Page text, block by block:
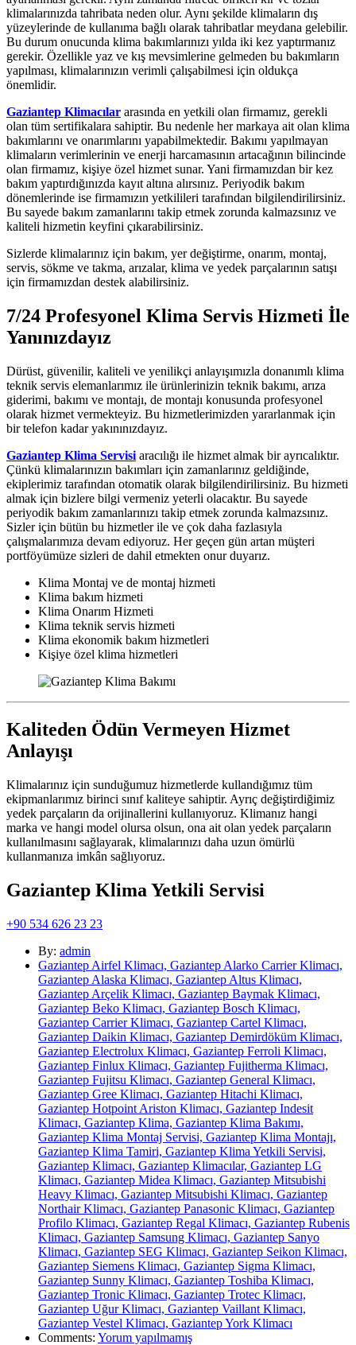
klimalarınızda tahribata neden olur. Aynı şekilde klimaların dış
yüzeylerinde de kullanıma bağlı olarak tahribatlar meydana gelebilir.
Bu durum onucunda klima bakımlarınızı yılda iki kez yaptırmanız
gerekir. Özellikle yaz ve kış mevsimlerine gelmeden bu bakımların
yapılması, klimalarınızın verimli çalışabilmesi için oldukça
önemlidir.
Gaziantep Klimacılar arasında en yetkili olan firmamız, gerekli
olan tüm sertifikalara sahiptir. Bu nedenle her markaya ait olan klima
bakımlarını ve onarımlarını yapabilmektedir. Bakımı yapılmayan
klimaların verimlerinin ve enerji harcamasının artacağının bilincinde
olan firmamız, kişiye özel hizmet sunar. Yani firmamızdan bir kez
bakım yaptırdığınızda kayıt altına alırsınız. Periyodik bakım
dönemlerinde ise firmamızın yetkilileri tarafından bilgilendirilirsiniz.
Bu sayede bakım zamanlarını takip etmek zorunda kalmazsınız ve
kaliteli hizmetin keyfini çıkarabilirsiniz.
Sizlerde klimalarınız için bakım, yer değiştirme, onarım, montaj,
servis, sökme ve takma, arızalar, klima ve yedek parçalarının satışı
için firmamızdan destek alabilirsiniz.
7/24 Profesyonel Klima Servis Hizmeti İle
Yanınızdayız
Dürüst, güvenilir, kaliteli ve yenilikçi anlayışımızla donanımlı klima
teknik servis elemanlarımız ile ürünlerinizin teknik bakımı, arıza
giderimi, bakımı ve montajı, de montajı konusunda profesyonel
olarak hizmet vermekteyiz. Bu hizmetlerimizden yararlanmak için
bir telefon kadar yakınınızdayız.
Gaziantep Klima Servisi aracılığı ile hizmet almak bir ayrıcalıktır.
Çünkü klimalarınızın bakımları için zamanlarınız geldiğinde,
ekiplerimiz tarafından otomatik olarak bilgilendirilirsiniz. Bu hizmeti
almak için bizlere bilgi vermeniz yeterli olacaktır. Bu sayede
periyodik bakım zamanlarınızı takip etmek zorunda kalmazsınız.
Sizler için bütün bu hizmetler ile ve çok daha fazlasıyla
çalışmalarımıza devam ediyoruz. Her geçen gün artan müşteri
portföyümüze sizleri de dahil etmekten onur duyarız.
Klima Montaj ve de montaj hizmeti
Klima bakım hizmeti
Klima Onarım Hizmeti
Klima teknik servis hizmeti
Klima ekonomik bakım hizmetleri
Kişiye özel klima hizmetleri
Kaliteden Ödün Vermeyen Hizmet
Anlayışı
Klimalarınız için sunduğumuz hizmetlerde kullandığımız tüm
ekipmanlarımız birinci sınıf kaliteye sahiptir. Ayrıç değiştirdiğimiz
yedek parçaların da orijinallerini kullanıyoruz. Klimanız hangi
marka ve hangi model olursa olsun, ona ait olan yedek parçaların
kullanılmasını sağlayarak, klimalarınızı daha uzun ömürlü
kullanmanıza imkân sağlıyoruz.
Gaziantep Klima Yetkili Servisi
+90 534 626 23 23
By: admin
Gaziantep Airfel Klimacı, Gaziantep Alarko Carrier Klimacı,
Gaziantep Alaska Klimacı, Gaziantep Altus Klimacı,
Gaziantep Arçelik Klimacı, Gaziantep Baymak Klimacı,
Gaziantep Beko Klimacı, Gaziantep Bosch Klimacı,
Gaziantep Carrier Klimacı, Gaziantep Cartel Klimacı,
Gaziantep Daikin Klimacı, Gaziantep Demirdöküm Klimacı,
Gaziantep Electrolux Klimacı, Gaziantep Ferroli Klimacı,
Gaziantep Finlux Klimacı, Gaziantep Fujitherma Klimacı,
Gaziantep Fujitsu Klimacı, Gaziantep General Klimacı,
Gaziantep Gree Klimacı, Gaziantep Hitachi Klimacı,
Gaziantep Hotpoint Ariston Klimacı, Gaziantep Indesit
Klimacı, Gaziantep Klima, Gaziantep Klima Bakımı,
Gaziantep Klima Montaj Servisi, Gaziantep Klima Montajı,
Gaziantep Klima Tamiri, Gaziantep Klima Yetkili Servisi,
Gaziantep Klimacı, Gaziantep Klimacılar, Gaziantep LG
Klimacı, Gaziantep Midea Klimacı, Gaziantep Mitsubishi
Heavy Klimacı, Gaziantep Mitsubishi Klimacı, Gaziantep
Northair Klimacı, Gaziantep Panasonic Klimacı, Gaziantep
Profilo Klimacı, Gaziantep Regal Klimacı, Gaziantep Rubenis
Klimacı, Gaziantep Samsung Klimacı, Gaziantep Sanyo
Klimacı, Gaziantep SEG Klimacı, Gaziantep Seikon Klimacı,
Gaziantep Siemens Klimacı, Gaziantep Sigma Klimacı,
Gaziantep Sunny Klimacı, Gaziantep Toshiba Klimacı,
Gaziantep Tronic Klimacı, Gaziantep Trotec Klimacı,
Gaziantep Uğur Klimacı, Gaziantep Vaillant Klimacı,
Gaziantep Vestel Klimacı, Gaziantep York Klimacı
Comments: Yorum yapılmamış